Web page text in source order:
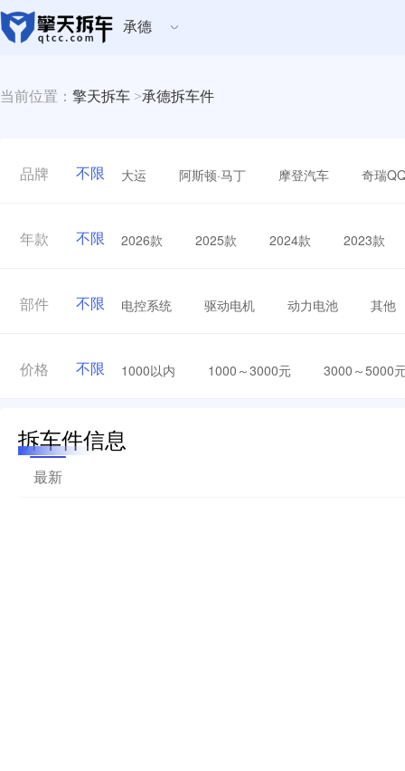
承德
当前位置： 擎天拆车 >承德拆车件
品牌 不限 大运 阿斯顿·马丁 摩登汽车 奇瑞
年款 不限 2026款 2025款 2024款 2023款
部件 不限 电控系统 驱动电机 动力电池 其他
价格 不限 1000以内 1000～3000元 3000～5000
拆车件信息
最新